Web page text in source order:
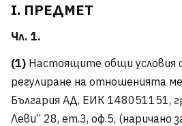
I. ПРЕДМЕТ
Чл. 1.
(1) Настоящите общи условия
регулиране на отношенията
България АД, ЕИК 148051151,
Леви“ 28, ет.3, оф.5, (наричано